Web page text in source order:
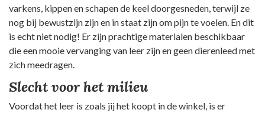
varkens, kippen en schapen de keel doorgesneden, terwijl ze
nog bij bewustzijn zijn en in staat zijn om pijn te voelen. En dit
is echt niet nodig! Er zijn prachtige materialen beschikbaar
die een mooie vervanging van leer zijn en geen dierenleed met
zich meedragen.
Slecht voor het milieu
Voordat het leer is zoals jij het koopt in de winkel, is er